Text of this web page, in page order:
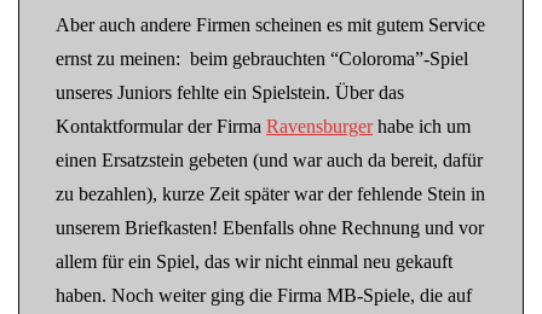
Aber auch andere Firmen scheinen es mit gutem Service
ernst zu meinen: beim gebrauchten “Coloroma”-Spiel
unseres Juniors fehlte ein Spielstein. Über das
Kontaktformular der Firma Ravensburgerhabe ich um
einen Ersatzstein gebeten (und war auch da bereit, dafür
zu bezahlen), kurze Zeit später war der fehlende Stein in
unserem Briefkasten! Ebenfalls ohne Rechnung und vor
allem für ein Spiel, das wir nicht einmal neu gekauft
haben. Noch weiter ging die Firma MB-Spiele, die auf